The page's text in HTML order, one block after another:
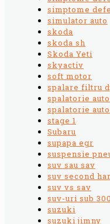
simptome
simulator auto
skoda
skoda sh
Skoda Yeti
skyactiv
soft motor
spalare filtru
spalatorie auto
spalatorie
stage 1
Subaru
supapa egr
suspensie
suv sau sav
suv second
suv vs sav
suv-uri sub
suzuki
suzuki jimny